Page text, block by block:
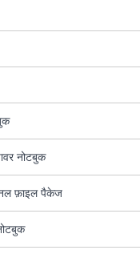
नोटबुक
फ़ाइल पैकेज